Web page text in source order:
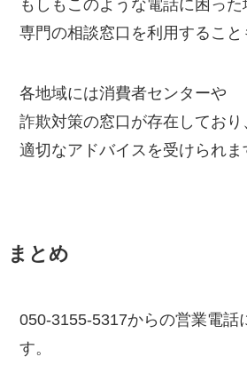
もしもこのような電話に困った
専門の相談窓口を利用すること
各地域には消費者センターや
詐欺対策の窓口が存在しており
適切なアドバイスを受けられま
まとめ
050-3155-5317からの営業電話
す。